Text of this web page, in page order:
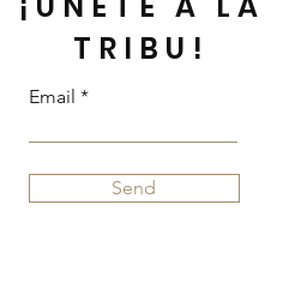
TRIBU!
Email
Send